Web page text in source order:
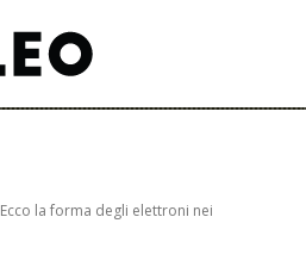
Ecco la forma degli elettroni nei